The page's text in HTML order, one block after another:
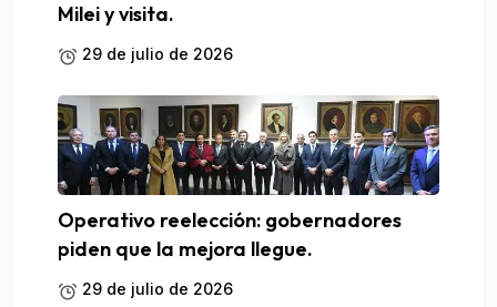
Milei y visita.
29 de julio de 2026
Operativo reelección: gobernadores
piden que la mejora llegue.
29 de julio de 2026